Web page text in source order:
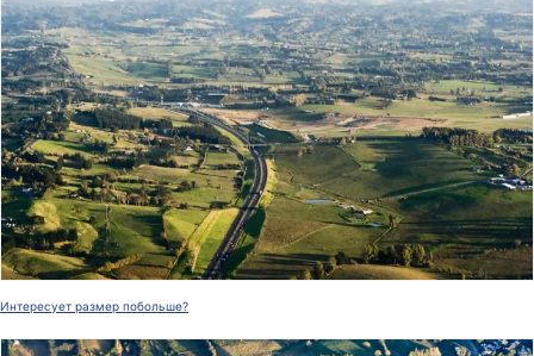
Интересует размер побольше?